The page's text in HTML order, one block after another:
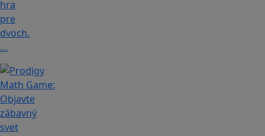
hra
pre
dvoch.
…